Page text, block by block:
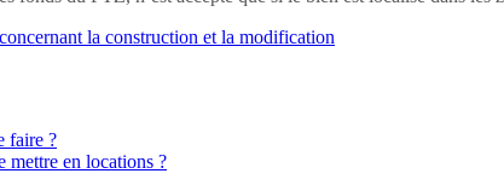
la construction et la modification
faire ?
mettre en locations ?